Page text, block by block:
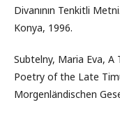
Divanının Tenkitli
Konya, 1996.
Subtelny, Maria Eva,
Poetry of the Late
Morgenländischen